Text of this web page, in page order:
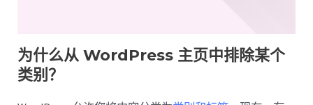
为什么从 WordPress 主页中排除某个
类别？